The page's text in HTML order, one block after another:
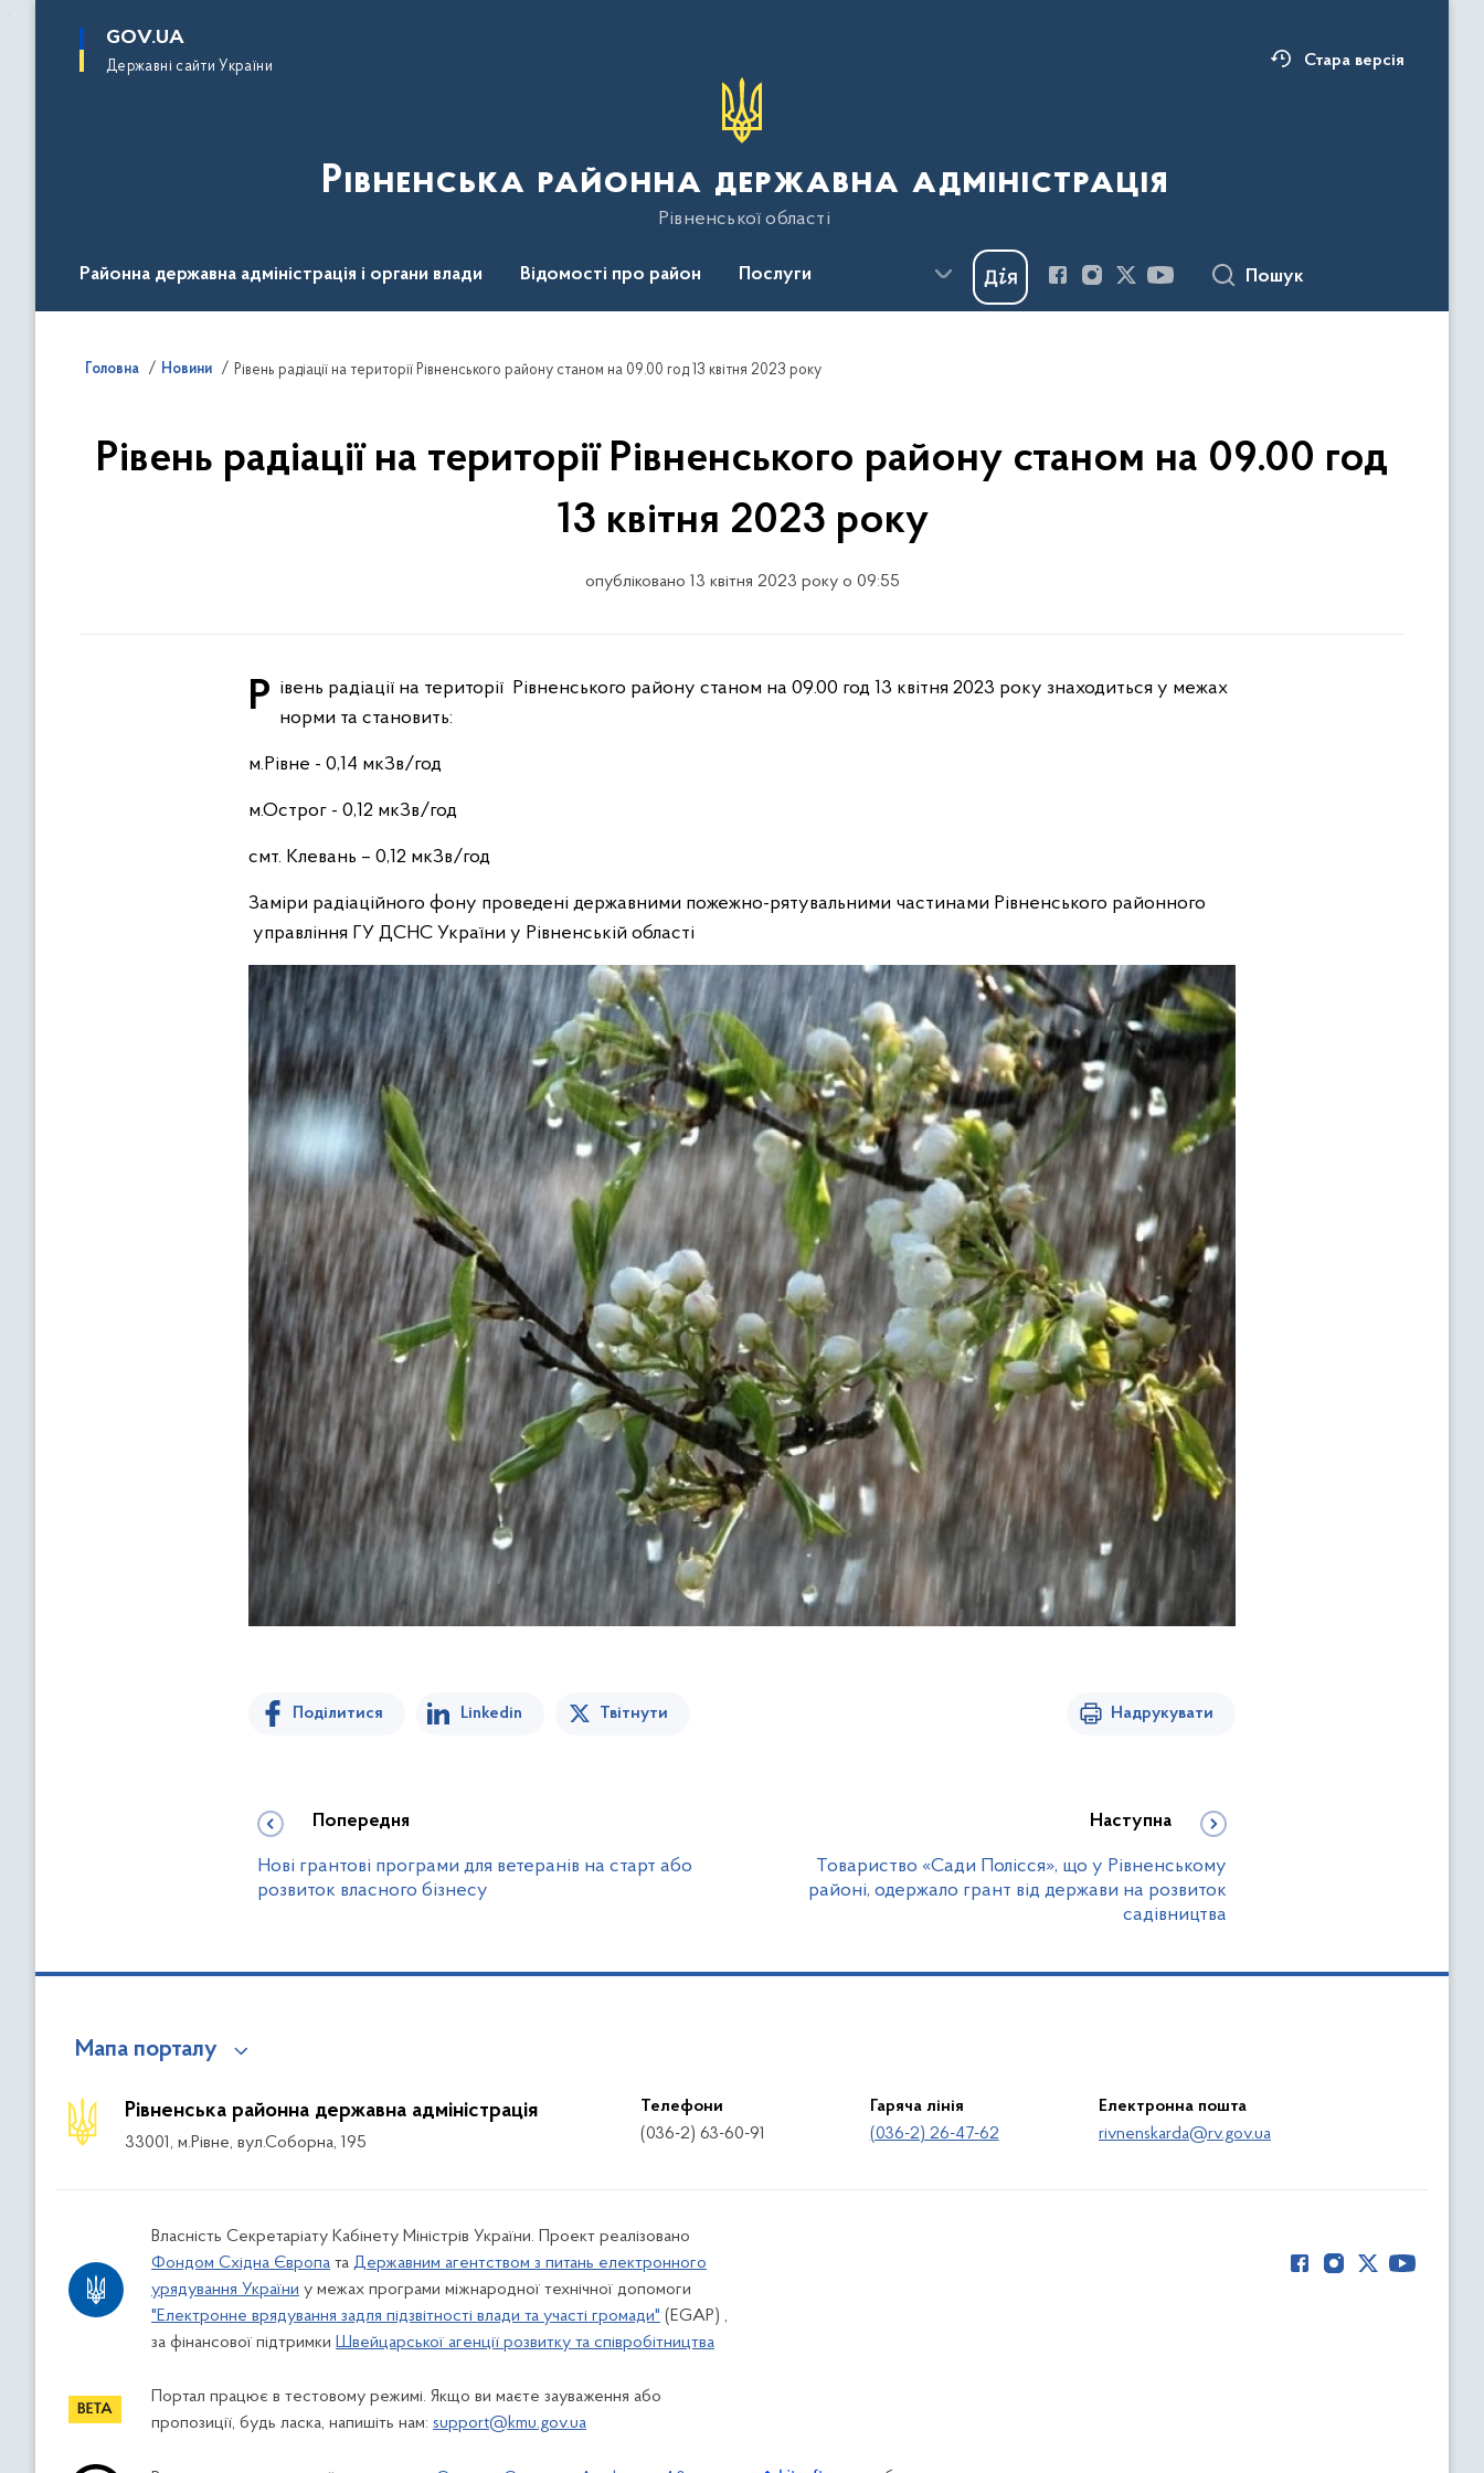
основного
GOV.UA
Державні сайти України Стара версія
Рівненська районна державна адміністрація
Рівненської області
Районна державна адміністрація і органи влади Відомості про район Послуги Пошук
Головна Новини Рівень радіації на території Рівненського району станом на 09.00 год 13 квітня 2023 року
Рівень радіації на території Рівненського району станом на 09.00 год
13 квітня 2023 року
опубліковано 13 квітня 2023 року о 09:55
Рівень радіації на території Рівненського району станом на 09.00 год 13 квітня 2023 року знаходиться у межах норми та становить:
м.Рівне - 0,14 мкЗв/год
м.Острог - 0,12 мкЗв/год
смт. Клевань – 0,12 мкЗв/год
Заміри радіаційного фону проведені державними пожежно-рятувальними частинами Рівненського районного
управління ГУ ДСНС України у Рівненській області
Поділитися Linkedin Твітнути Надрукувати
Попередня
Нові грантові програми для ветеранів на старт або
розвиток власного бізнесу
Наступна
Товариство «Сади Полісся», що у Рівненському
районі, одержало грант від держави на розвиток
садівництва
Мапа порталу
Рівненська районна державна адміністрація
33001, м.Рівне, вул.Соборна, 195
Телефони
(036-2) 63-60-91
Гаряча лінія
(036-2) 26-47-62
Електронна пошта
rivnenskarda@rv.gov.ua
Власність Секретаріату Кабінету Міністрів України. Проект реалізовано
Фондом Східна Європа та Державним агентством з питань електронного
урядування України у межах програми міжнародної технічної допомоги
"Електронне врядування задля підзвітності влади та участі громади" (EGAP) ,
за фінансової підтримки Швейцарської агенції розвитку та співробітництва
Портал працює в тестовому режимі. Якщо ви маєте зауваження або
пропозиції, будь ласка, напишіть нам: support@kmu.gov.ua